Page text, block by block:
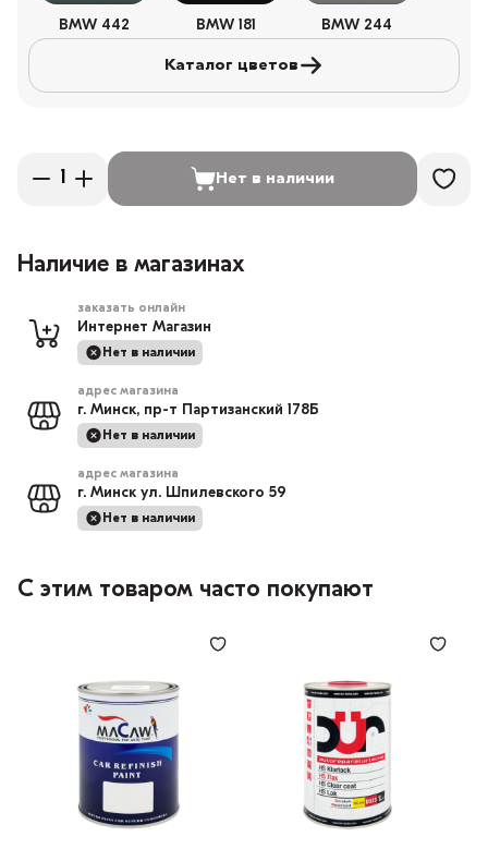
BMW 442 BMW 181 BMW 244
Каталог цветов
Нет в наличии
Наличие в магазинах
заказать онлайн
Интернет Магазин
Нет в наличии
адрес магазина
г. Минск, пр-т Партизанский 178Б
Нет в наличии
адрес магазина
г. Минск ул. Шпилевского 59
Нет в наличии
С этим товаром часто покупают